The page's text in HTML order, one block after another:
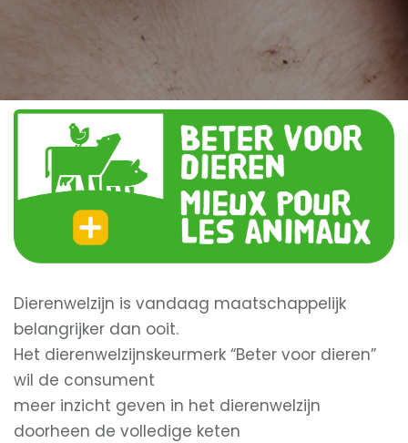
Dierenwelzijn is vandaag maatschappelijk
belangrijker dan ooit.
Het dierenwelzijnskeurmerk “Beter voor dieren”
wil de consument
meer inzicht geven in het dierenwelzijn
doorheen de volledige keten